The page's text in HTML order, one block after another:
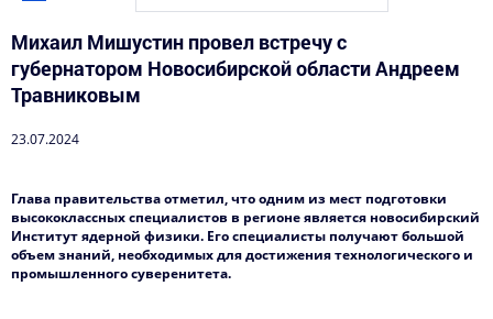
Михаил Мишустин провел встречу с
губернатором Новосибирской области Андреем
Травниковым
23.07.2024
Глава правительства отметил, что одним из мест подготовки
высококлассных специалистов в регионе является новосибирский
Институт ядерной физики. Его специалисты получают большой
объем знаний, необходимых для достижения технологического и
промышленного суверенитета.